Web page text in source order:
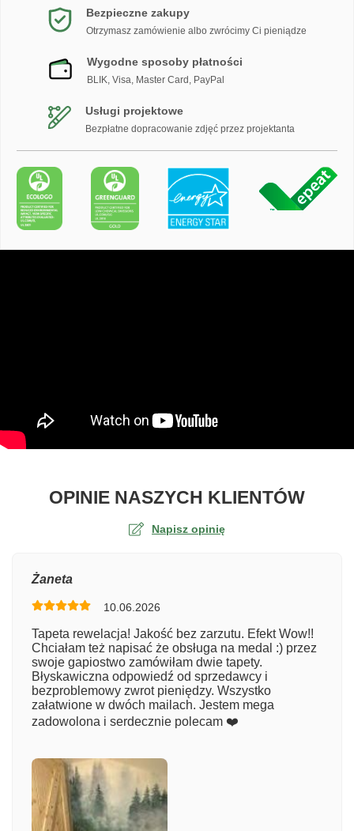
Bezpieczne zakupy
Otrzymasz zamówienie albo zwrócimy Ci pieniądze
Wygodne sposoby płatności
BLIK, Visa, Master Card, PayPal
Usługi projektowe
Bezpłatne dopracowanie zdjęć przez projektanta
OPINIE NASZYCH KLIENTÓWO
Napisz opinię
Numer zamówienia
Imię
Żaneta
10.06.2026
Tapeta rewelacja! Jakość bez zarzutu. Efekt Wow!!
Chciałam też napisać że obsługa na medal :) przez
swoje gapiostwo zamówiłam dwie tapety.
Błyskawiczna odpowiedź od sprzedawcy i
bezproblemowy zwrot pieniędzy. Wszystko
załatwione w dwóch mailach. Jestem mega
zadowolona i serdecznie polecam ❤️